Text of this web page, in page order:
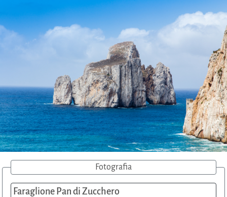
Fotografia
Faraglione Pan di Zucchero